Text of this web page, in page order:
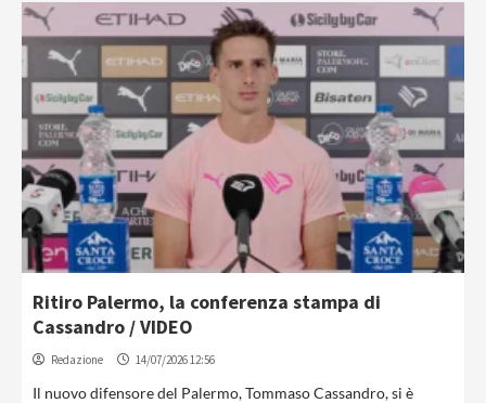
Ritiro Palermo, la conferenza stampa di
Cassandro / VIDEO
Redazione 14/07/2026 12:56
Il nuovo difensore del Palermo, Tommaso Cassandro, si è